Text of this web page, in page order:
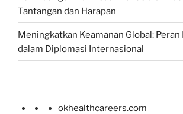
Tantangan dan Harapan
Meningkatkan Keamanan Global:
dalam Diplomasi Internasional
okhealthcareers.com